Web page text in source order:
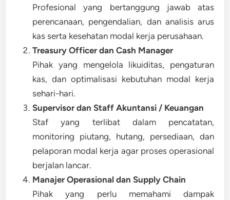
Profesional yang bertanggung jawab atas
perencanaan, pengendalian, dan analisis arus
kas serta kesehatan modal kerja perusahaan.
Treasury Officer dan Cash Manager
Pihak yang mengelola likuiditas, pengaturan
kas, dan optimalisasi kebutuhan modal kerja
sehari-hari.
Supervisor dan Staff Akuntansi / Keuangan
Staf yang terlibat dalam pencatatan,
monitoring piutang, hutang, persediaan, dan
pelaporan modal kerja agar proses operasional
berjalan lancar.
Manajer Operasional dan Supply Chain
Pihak yang perlu memahami dampak